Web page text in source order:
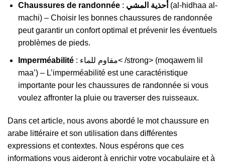
Chaussures de randonnée: أحذية المشي (al-hidhaa al-
machi) – Choisir les bonnes chaussures de randonnée
peut garantir un confort optimal et prévenir les éventuels
problèmes de pieds.
Imperméabilité: مقاوم للماء< /strong> (moqawem lil
maa’) – L’imperméabilité est une caractéristique
importante pour les chaussures de randonnée si vous
voulez affronter la pluie ou traverser des ruisseaux.
Dans cet article, nous avons abordé le mot chaussure en
arabe littéraire et son utilisation dans différentes
expressions et contextes. Nous espérons que ces
informations vous aideront à enrichir votre vocabulaire et à